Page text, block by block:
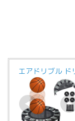
エアドリブル ド